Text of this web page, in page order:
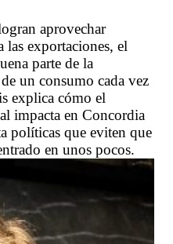
aprovechar
las exportaciones, el
parte de la
un consumo cada vez
explica cómo el
impacta en Concordia
políticas que eviten que
en unos pocos.